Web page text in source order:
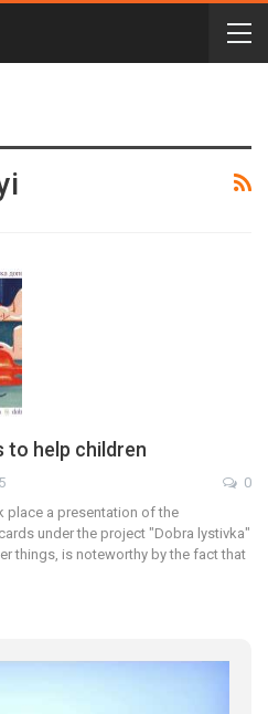
to help children
0
place a presentation of the
under the project "Dobra lystivka"
things, is noteworthy by the fact that